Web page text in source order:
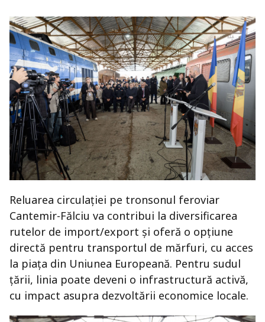
Reluarea circulației pe tronsonul feroviar
Cantemir-Fălciu va contribui la diversificarea
rutelor de import/export și oferă o opțiune
directă pentru transportul de mărfuri, cu acces
la piața din Uniunea Europeană. Pentru sudul
țării, linia poate deveni o infrastructură activă,
cu impact asupra dezvoltării economice locale.